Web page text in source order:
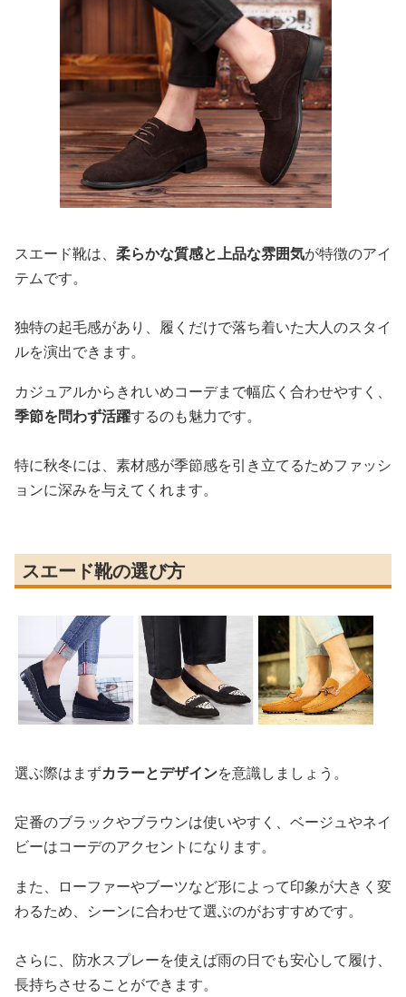
スエード靴は、 柔らかな質感と上品な雰囲気が特徴のアイ
テムです。
独特の起毛感があり、履くだけで落ち着いた大人のスタイ
ルを演出できます。
カジュアルからきれいめコーデまで幅広く合わせやすく、
季節を問わず活躍するのも魅力です。
特に秋冬には、素材感が季節感を引き立てるためファッシ
ョンに深みを与えてくれます。
スエード靴の選び方
選ぶ際はまずカラーとデザインを意識しましょう。
定番のブラックやブラウンは使いやすく、ベージュやネイ
ビーはコーデのアクセントになります。
また、ローファーやブーツなど形によって印象が大きく変
わるため、シーンに合わせて選ぶのがおすすめです。
さらに、防水スプレーを使えば雨の日でも安心して履け、
長持ちさせることができます。